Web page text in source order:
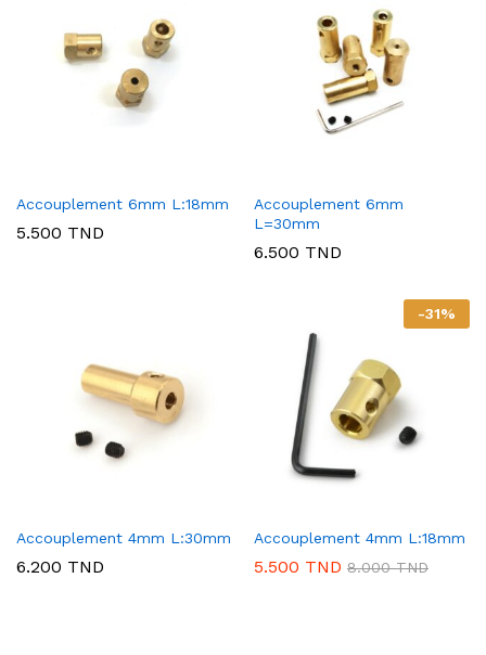
Accouplement 6mm L:18mm
5.500 TND
Accouplement 6mm
L=30mm
6.500 TND
Accouplement 4mm L:30mm
6.200 TND
-31%
Accouplement 4mm L:18mm
5.500 TND 8.000TND